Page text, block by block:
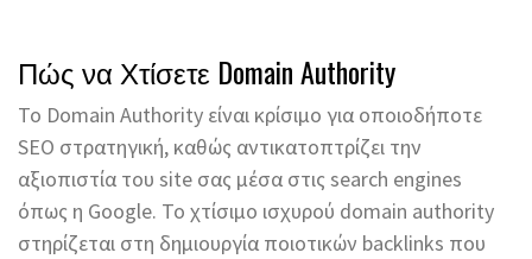
Πώς να Χτίσετε Domain Authority
Το Domain Authority είναι κρίσιμο για οποιοδήποτε
SEO στρατηγική, καθώς αντικατοπτρίζει την
αξιοπιστία του site σας μέσα στις search engines
όπως η Google. Το χτίσιμο ισχυρού domain authority
στηρίζεται στη δημιουργία ποιοτικών backlinks που